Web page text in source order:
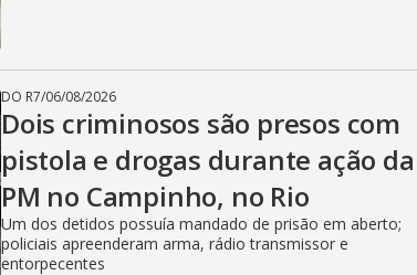
DO R7/06/08/2026
Dois criminosos são presos com
pistola e drogas durante ação da
PM no Campinho, no Rio
Um dos detidos possuía mandado de prisão em aberto;
policiais apreenderam arma, rádio transmissor e
entorpecentes